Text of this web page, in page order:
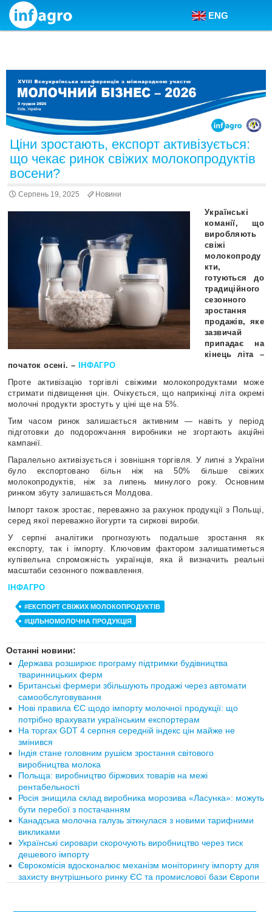
Skip to content
ENG
Ціни зростають, експорт активізується:
що чекає ринок свіжих молокопродуктів
восени?
Серпень 19, 2025 Новини
Українські
команії, що
виробляють
свіжі
молокопроду
кти,
готуються до
традиційного
сезонного
зростання
продажів, яке
зазвичай
припадає на
кінець літа –
початок осені. –
ІНФАГРО
Проте активізацію торгівлі свіжими молокопродуктами може
стримати підвищення цін. Очікується, що наприкінці літа окремі
молочні продукти зростуть у ціні ще на 5%.
Тим часом ринок залишається активним — навіть у період
підготовки до подорожчання виробники не згортають акційні
кампанії.
Паралельно активізується і зовнішня торгівля. У липні з України
було експортовано більн ніж на 50% більше свіжих
молокопродуктів, ніж за липень минулого року. Основним
ринком збуту залишається Молдова.
Імпорт також зростає, переважно за рахунок продукції з Польщі,
серед якої переважно йогурти та сиркові вироби.
У серпні аналітики прогнозують подальше зростання як
експорту, так і імпорту. Ключовим фактором залишатиметься
купівельна спроможність українців, яка й визначить реальні
масштаби сезонного пожвавлення.
ІНФАГРО
#ЕКСПОРТ СВІЖИХ МОЛОКОПРОДУКТІВ
#ЦІЛЬНОМОЛОЧНА ПРОДУКЦІЯ
Останні новини:
Держава розширює програму підтримки будівництва
тваринницьких ферм
Британські фермери збільшують продажі через автомати
самообслуговування
Нові правила ЄС щодо імпорту молочної продукції: що
потрібно врахувати українським експортерам
На торгах GDT 4 серпня середній індекс цін майже не
змінився
Індія стане головним рушієм зростання світового
виробництва молока
Польща: виробництво біржових товарів на межі
рентабельності
Росія знищила склад виробника морозива «Ласунка»: можуть
бути перебої з постачанням
Канадська молочна галузь зіткнулася з новими тарифними
викликами
Українські сировари скорочують виробництво через тиск
дешевого імпорту
Єврокомісія вдосконалює механізм моніторингу імпорту для
захисту внутрішнього ринку ЄС та промислової бази Європи